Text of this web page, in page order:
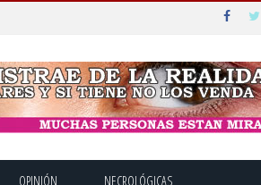
OPINIÓN NECROLÓGICAS